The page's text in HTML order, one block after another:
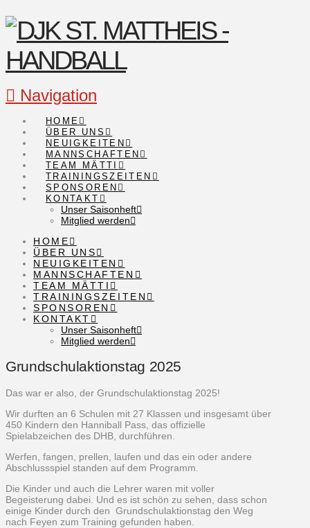
Navigation
HOME
ÜBER UNS
NEUIGKEITEN
MANNSCHAFTEN
TEAM MÄTTI
TRAININGSZEITEN
SPONSOREN
KONTAKT
Unser Saisonheft
Mitglied werden
HOME
ÜBER UNS
NEUIGKEITEN
MANNSCHAFTEN
TEAM MÄTTI
TRAININGSZEITEN
SPONSOREN
KONTAKT
Unser Saisonheft
Mitglied werden
Grundschulaktionstag 2025
Das war er also, der Grundschulaktionstag 2025!
Wir durften an 6 Schulen mit 27 Klassen und insgesamt über
450 Kindern den Hanniball Pass, das offizielle
Spielabzeichen des DHB, durchführen.
Werfen, fangen, prellen, laufen und das ein oder andere
Abschlussspiel standen auf dem Programm.
Die Kinder und auch die Lehrer waren mit voller
Begeisterung dabei. Und es ist schön zu sehen, dass schon
einige Kinder durch den Grundschulaktionstag den Weg
nach Feyen zum Training gefunden haben.